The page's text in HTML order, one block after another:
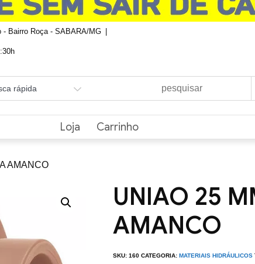
- Bairro Roça - SABARA/MG
Loja Carrinho
AMANCO
UNIAO 25
AMANCO
SKU:160 CATEGORIA:MATERIAIS HIDRÁULICOS